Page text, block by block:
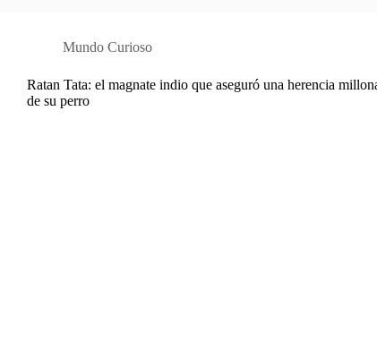
Mundo Curioso
Ratan Tata: el magnate indio que aseguró una herencia
de su perro